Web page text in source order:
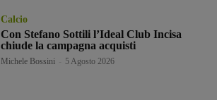
Calcio
Con Stefano Sottili l’Ideal Club Incisa
chiude la campagna acquisti
Michele Bossini 5 Agosto 2026